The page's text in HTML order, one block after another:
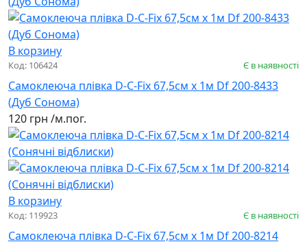
В корзину
Код: 106424 Є в наявності
Самоклеюча плівка D-C-Fix 67,5см х 1м Df 200-8433
(Дуб Сонома)
120 грн /м.пог.
В корзину
Код: 119923 Є в наявності
Самоклеюча плівка D-C-Fix 67,5см х 1м Df 200-8214